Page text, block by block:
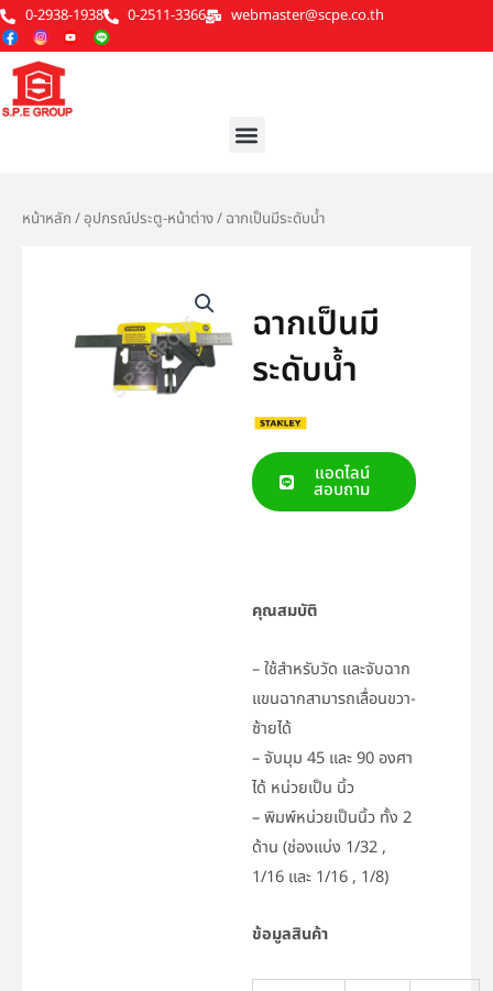
Skip
to
content
0-2938-1938 0-2511-3366 webmaster@scpe.co.th
Menu
หน้าหลัก / อุปกรณ์ประตู-หน้าต่าง/ ฉากเป็นมีระดับน้ำ
ฉากเป็นมี
ระดับน้ำ
แอดไลน์
สอบถาม
คุณสมบัติ
– ใช้สำหรับวัด และจับฉาก
แขนฉากสามารถเลื่อนขวา-
ซ้ายได้
– จับมุม 45 และ 90 องศา
ได้ หน่วยเป็น นิ้ว
– พิมพ์หน่วยเป็นนิ้ว ทั้ง 2
ด้าน (ช่องแบ่ง 1/32 ,
1/16 และ 1/16 , 1/8)
ข้อมูลสินค้า